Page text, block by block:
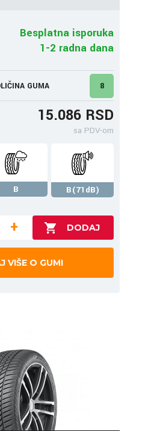
Besplatna isporuka
1-2 radna dana
GUMA 8
15.086 RSD
sa PDV-om
B
B(71dB)
+
VIŠE O GUMI